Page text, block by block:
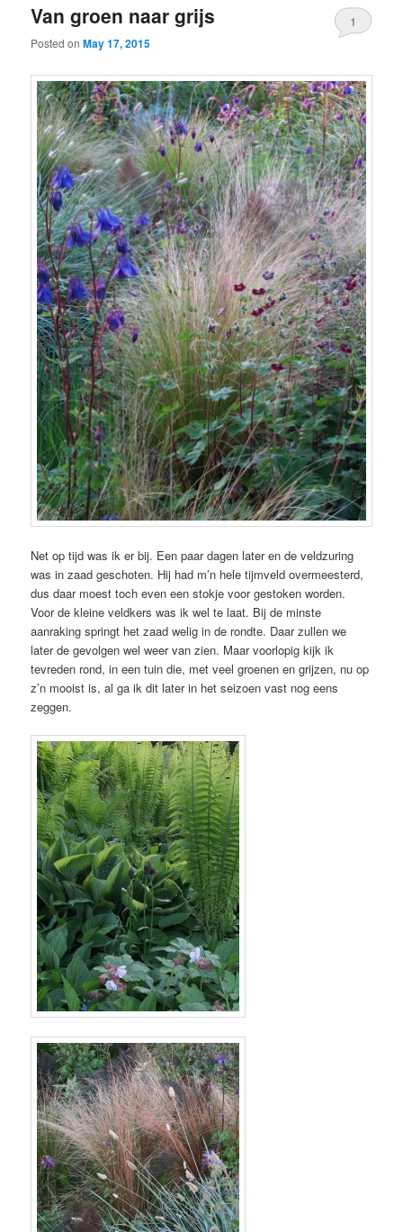
Van groen naar grijs
Posted onMay 17, 2015
1
Net op tijd was ik er bij. Een paar dagen later en de veldzuring
was in zaad geschoten. Hij had m’n hele tijmveld overmeesterd,
dus daar moest toch even een stokje voor gestoken worden.
Voor de kleine veldkers was ik wel te laat. Bij de minste
aanraking springt het zaad welig in de rondte. Daar zullen we
later de gevolgen wel weer van zien. Maar voorlopig kijk ik
tevreden rond, in een tuin die, met veel groenen en grijzen, nu op
z’n mooist is, al ga ik dit later in het seizoen vast nog eens
zeggen.